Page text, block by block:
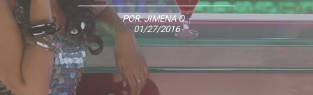
POR:JIMENA O.-
01/27/2016